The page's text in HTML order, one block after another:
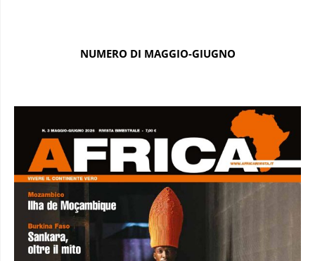
NUMERO DI MAGGIO-GIUGNO